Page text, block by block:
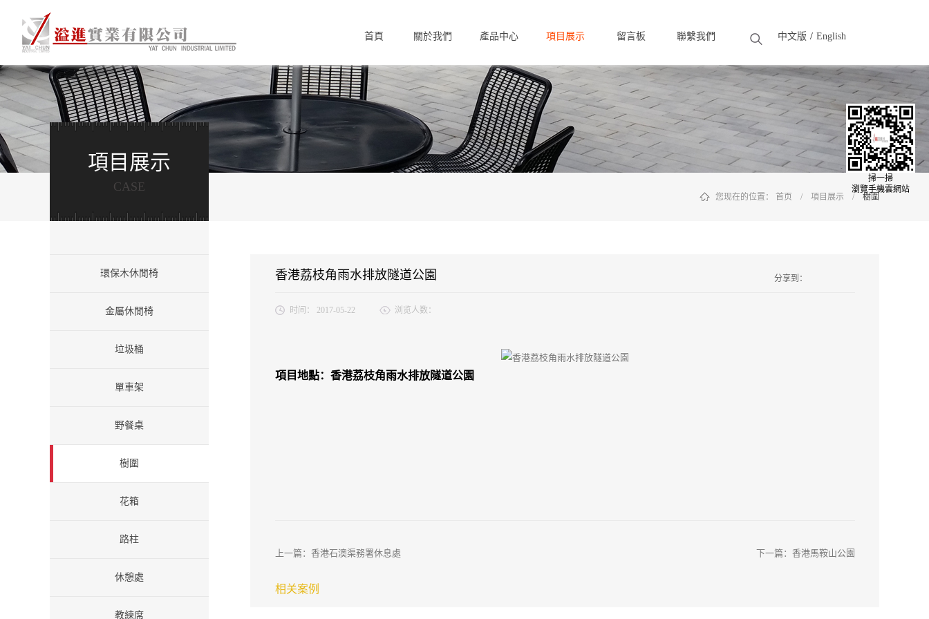
中文版 English
首頁
Home
關於我們
About us
產品中心
Products
項目展示
Case
留言板
Feedback
聯繫我們
Contact
項目展示
CASE
環保木休閒椅
金屬休閒椅
垃圾桶
單車架
野餐桌
樹圍
花箱
路柱
休憩處
教練席
您现在的位置： 首页 / 項目展示 / 樹圍
香港荔枝角雨水排放隧道公園 分享到：
时间： 2017-05-22 浏览人数：
項目地點：香港荔枝角雨水排放隧道公園
上一篇： 香港石澳渠務署休息處 下一篇： 香港馬鞍山公園
相关案例
掃一掃
瀏覽手機雲網站